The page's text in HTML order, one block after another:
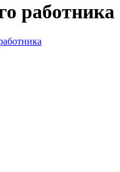
работника